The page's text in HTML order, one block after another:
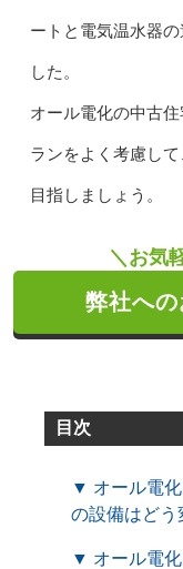
ートと電気温水器
した。
オール電化の中古
ランをよく考慮し
目指しましょう。
＼お気
弊社へ
目次
▼ オール電
の設備はどう
▼ オール電